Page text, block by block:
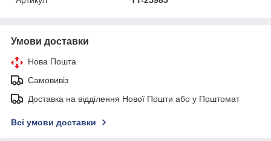
Умови доставки
Нова Пошта
Самовивіз
Доставка на відділення Нової Пошти або у Поштомат
Всі умови доставки